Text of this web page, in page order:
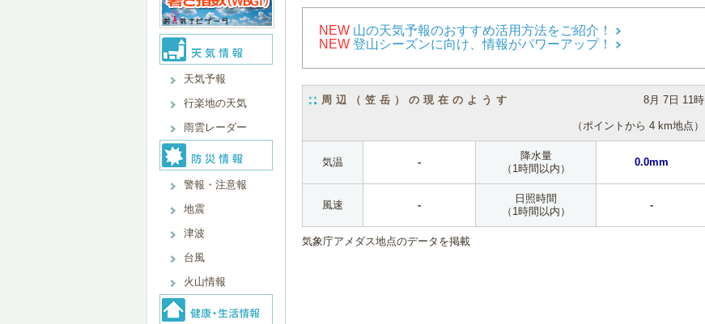
天気予報
行楽地の天気
雨雲レーダー
警報・注意報
地震
津波
台風
火山情報
NEW 山の天気予報のおすすめ活用方法をご紹介！
NEW 登山シーズンに向け、情報がパワーアップ！
周辺（笠岳）の現在のようす 8月 7日 11時
（ポイントから 4 km地点）
気温 -
降水量
（1時間以内）
0.0mm
風速 -
日照時間
（1時間以内）
-
気象庁アメダス地点のデータを掲載